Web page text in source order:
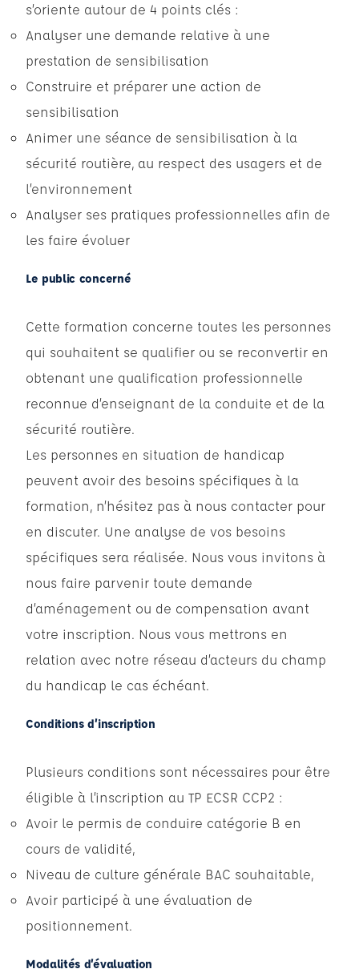
s’oriente autour de 4 points clés :
Analyser une demande relative à une
prestation de sensibilisation
Construire et préparer une action de
sensibilisation
Animer une séance de sensibilisation à la
sécurité routière, au respect des usagers et de
l’environnement
Analyser ses pratiques professionnelles afin de
les faire évoluer
Le public concerné
Cette formation concerne toutes les personnes
qui souhaitent se qualifier ou se reconvertir en
obtenant une qualification professionnelle
reconnue d’enseignant de la conduite et de la
sécurité routière.
Les personnes en situation de handicap
peuvent avoir des besoins spécifiques à la
formation, n’hésitez pas à nous contacter pour
en discuter. Une analyse de vos besoins
spécifiques sera réalisée. Nous vous invitons à
nous faire parvenir toute demande
d’aménagement ou de compensation avant
votre inscription. Nous vous mettrons en
relation avec notre réseau d’acteurs du champ
du handicap le cas échéant.
Conditions d’inscription
Plusieurs conditions sont nécessaires pour être
éligible à l’inscription au TP ECSR CCP2 :
Avoir le permis de conduire catégorie B en
cours de validité,
Niveau de culture générale BAC souhaitable,
Avoir participé à une évaluation de
positionnement.
Modalités d’évaluation